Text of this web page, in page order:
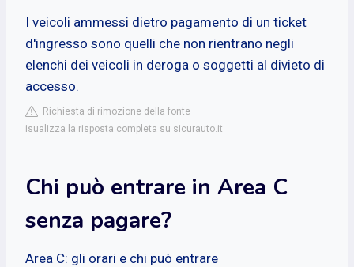
I veicoli ammessi dietro pagamento di un ticket
d'ingresso sono quelli che non rientrano negli
elenchi dei veicoli in deroga o soggetti al divieto di
accesso.
Richiesta di rimozione della fonte
isualizza la risposta completa su sicurauto.it
Chi può entrare in Area C
senza pagare?
Area C: gli orari e chi può entrare